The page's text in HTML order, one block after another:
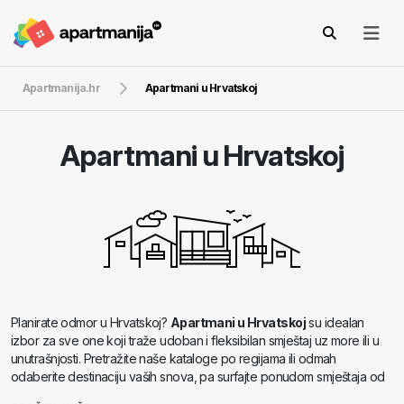
Apartmanija.hr Apartmani u Hrvatskoj
Apartmani u Hrvatskoj
Planirate odmor u Hrvatskoj? Apartmani u Hrvatskojsu idealan
izbor za sve one koji traže udoban i fleksibilan smještaj uz more ili u
unutrašnjosti. Pretražite naše kataloge po regijama ili odmah
odaberite destinaciju vaših snova, pa surfajte ponudom smještaja od